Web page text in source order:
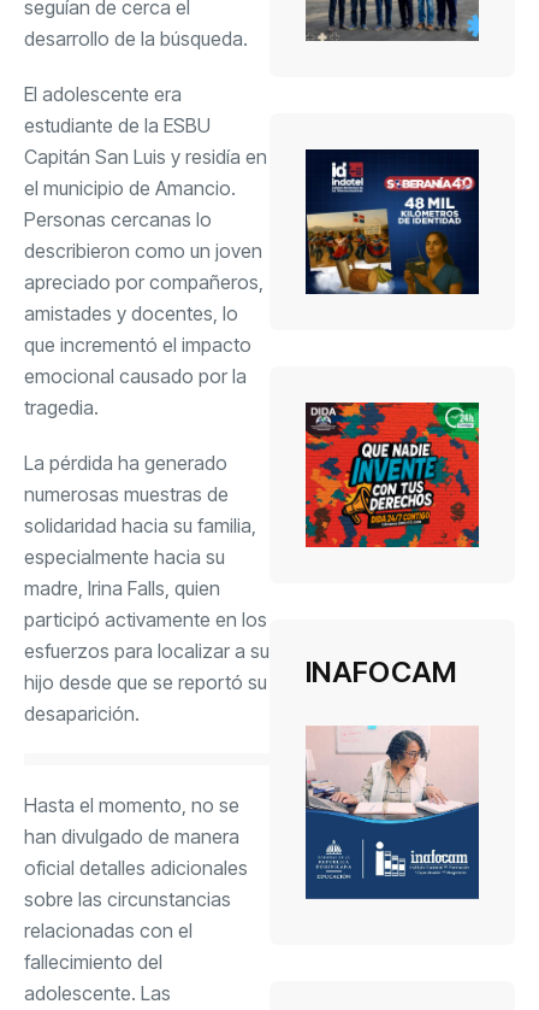
seguían de cerca el
desarrollo de la búsqueda.
El adolescente era
estudiante de la ESBU
Capitán San Luis y residía en
el municipio de Amancio.
Personas cercanas lo
describieron como un joven
apreciado por compañeros,
amistades y docentes, lo
que incrementó el impacto
emocional causado por la
tragedia.
La pérdida ha generado
numerosas muestras de
solidaridad hacia su familia,
especialmente hacia su
madre, Irina Falls, quien
participó activamente en los
esfuerzos para localizar a su
hijo desde que se reportó su
desaparición.
Hasta el momento, no se
han divulgado de manera
oficial detalles adicionales
sobre las circunstancias
relacionadas con el
fallecimiento del
adolescente. Las
INAFOCAM